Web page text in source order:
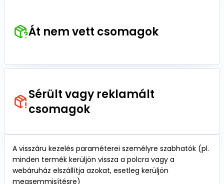
Át nem vett csomagok
Sérült vagy reklamált
csomagok
A visszáru kezelés paraméterei személyre szabhatók (pl.
minden termék kerüljön vissza a polcra vagy a
webáruház elszállítja azokat, esetleg kerüljön
megsemmisítésre)